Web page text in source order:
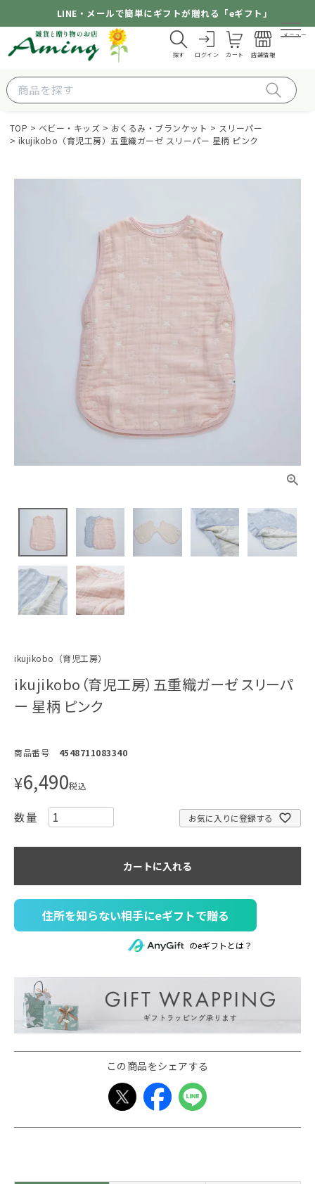
LINE・メールで簡単にギフトが贈れる「eギフト」
探す ログイン カート 店舗情報
メニュー
TOP ベビー・キッズ おくるみ・ブランケット
スリーパー
ikujikobo（育児工房）五重織ガーゼ スリーパー 星柄 ピンク
ikujikobo（育児工房）
ikujikobo（育児工房）五重織ガーゼ スリーパ
ー 星柄 ピンク
商品番号 4548711083340
¥6,490税込
お気に入りに登録する
カートに入れる
住所を知らない相手にeギフトで贈る
のeギフトとは？
この商品をシェアする